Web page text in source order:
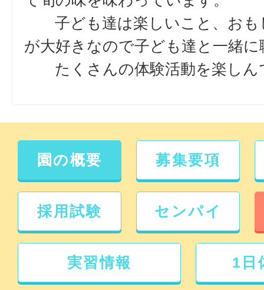
子ども達は楽しいこと、おも
が大好きなので子ども達と一緒に
たくさんの体験活動を楽しん
園の概要 募集要項
採用試験 センパイ
実習情報 1日